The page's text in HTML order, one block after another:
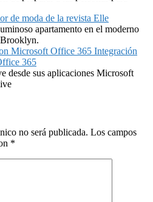
de moda de la revista Elle
apartamento en el moderno
Integración
365
desde sus aplicaciones Microsoft
no será publicada. Los campos
*